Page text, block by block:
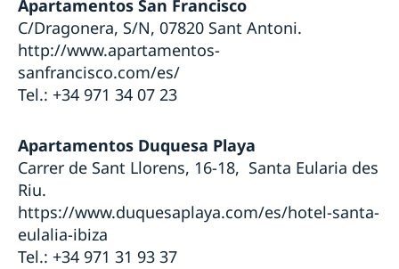
Apartamentos San Francisco
C/Dragonera, S/N, 07820 Sant Antoni.
http://www.apartamentos-
sanfrancisco.com/es/
Tel.: +34 971 34 07 23
Apartamentos Duquesa Playa
Carrer de Sant Llorens, 16-18, Santa Eularia des
Riu.
https://www.duquesaplaya.com/es/hotel-santa-
eulalia-ibiza
Tel.: +34 971 31 93 37